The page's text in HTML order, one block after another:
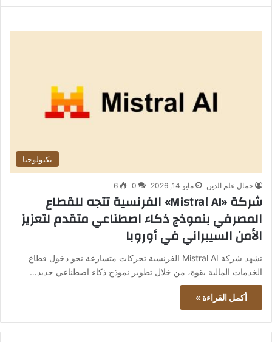
تكنولوجيا
جمال علم الدين مايو 14, 2026 0
6
شركة «Mistral AI» الفرنسية تتجه للقطاع
المصرفي بنموذج ذكاء اصطناعي متقدم لتعزيز
الأمن السيبراني في أوروبا
تشهد شركة Mistral AI الفرنسية تحركات متسارعة نحو دخول قطاع
الخدمات المالية بقوة، من خلال تطوير نموذج ذكاء اصطناعي جديد…
أكمل القراءة »